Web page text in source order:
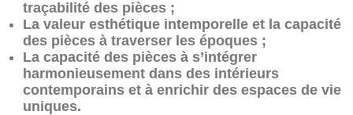
traçabilité des pièces ;
La valeur esthétique intemporelle et la capacité
des pièces à traverser les époques ;
La capacité des pièces à s’intégrer
harmonieusement dans des intérieurs
contemporains et à enrichir des espaces de vie
uniques.